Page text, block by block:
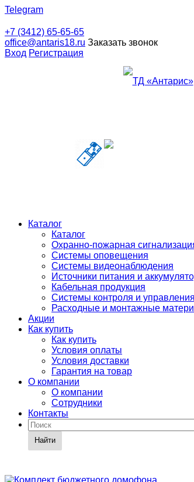
Telegram
+7 (3412) 65-65-65
office@antaris18.ru Заказать звонок
Вход Регистрация
Каталог
Каталог
Охранно-пожарная
Системы оповещения
Системы видеонаблюдения
Источники питания и
Кабельная продукция
Системы контроля и
Расходные и монтажные
Акции
Как купить
Как купить
Условия оплаты
Условия доставки
Гарантия на товар
О компании
О компании
Сотрудники
Контакты
Найти